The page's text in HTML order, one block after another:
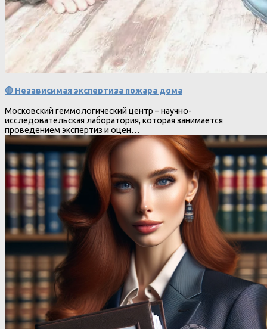
🔴 Независимая экспертиза пожара дома
Московский геммологический центр – научно-
исследовательская лаборатория, которая занимается
проведением экспертиз и оцен…